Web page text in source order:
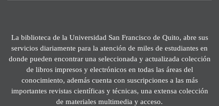
La biblioteca de la Universidad San Francisco de Quito, abre sus
servicios diariamente para la atención de miles de estudiantes en
donde pueden encontrar una seleccionada y actualizada colección
de libros impresos y electrónicos en todas las áreas del
conocimiento, además cuenta con suscripciones a las más
importantes revistas científicas y técnicas, una extensa colección
de materiales multimedia y acceso.